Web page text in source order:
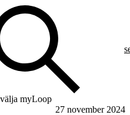
myLoop
27 november 2024